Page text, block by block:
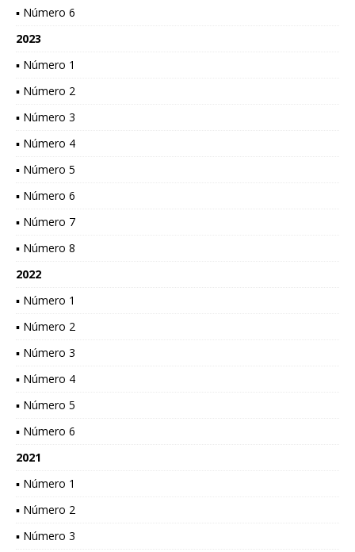
▪ Número 6
2023
▪ Número 1
▪ Número 2
▪ Número 3
▪ Número 4
▪ Número 5
▪ Número 6
▪ Número 7
▪ Número 8
2022
▪ Número 1
▪ Número 2
▪ Número 3
▪ Número 4
▪ Número 5
▪ Número 6
2021
▪ Número 1
▪ Número 2
▪ Número 3